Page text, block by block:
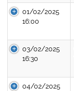
01/02/2025
16:00
03/02/2025
16:30
04/02/2025